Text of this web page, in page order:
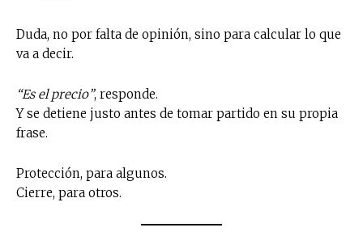
Duda, no por falta de opinión, sino para calcular lo que
va a decir.
“Es el precio”, responde.
Y se detiene justo antes de tomar partido en su propia
frase.
Protección, para algunos.
Cierre, para otros.